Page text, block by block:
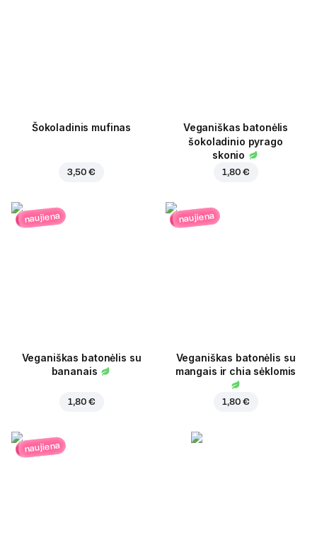
Šokoladinis mufinas
3,50 €
Veganiškas batonėlis
šokoladinio pyrago
skonio
1,80 €
naujiena
Veganiškas batonėlis su
bananais
1,80 €
naujiena
Veganiškas batonėlis su
mangais ir chia sėklomis
1,80 €
naujiena